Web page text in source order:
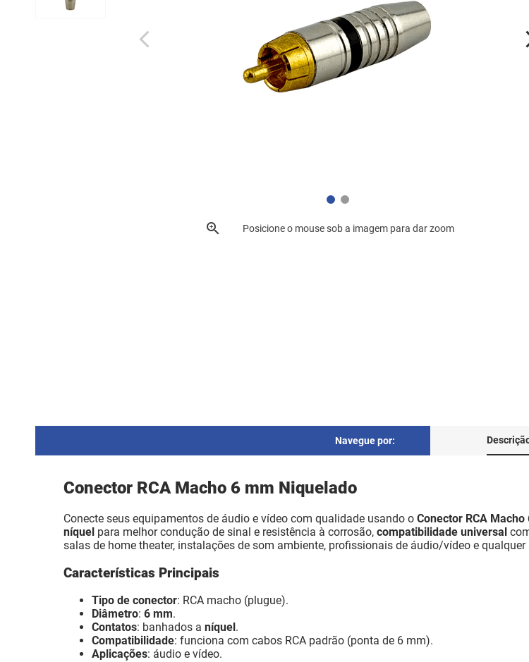
Posicione o mouse sob a imagem para dar zoom
Navegue por:
Conector RCA Macho 6 mm Niquelado
Conecte seus equipamentos de áudio e vídeo com qualidade usando o Conector RCA
níquel para melhor condução de sinal e resistência à corrosão, compatibilidade universal
salas de home theater, instalações de som ambiente, profissionais de áudio/vídeo e
Características Principais
Tipo de conector: RCA macho (plugue).
Diâmetro: 6 mm.
Contatos: banhados a níquel .
Compatibilidade: funciona com cabos RCA padrão (ponta de 6 mm).
Aplicações: áudio e vídeo.